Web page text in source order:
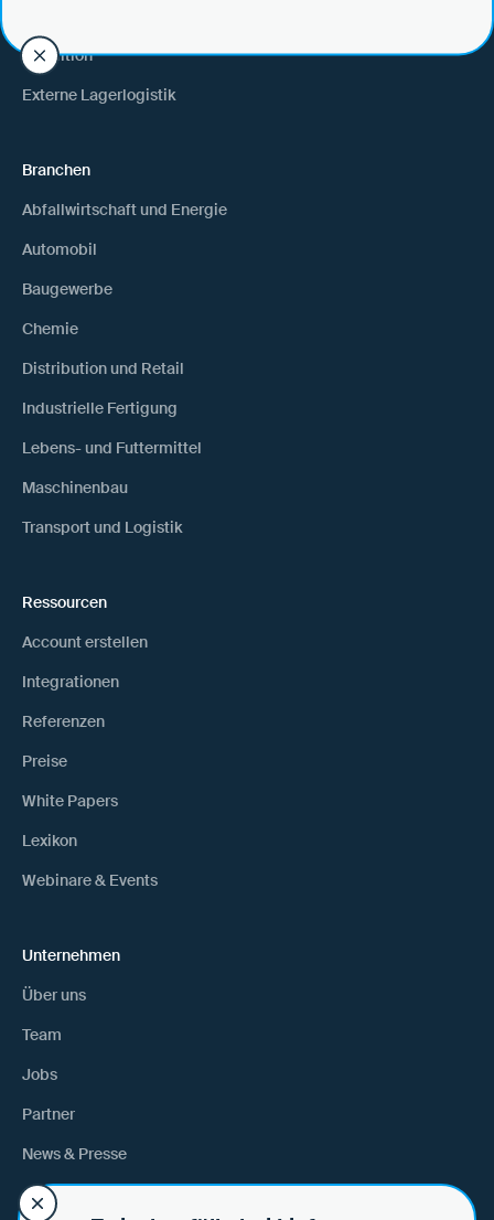
Spedition
Externe Lagerlogistik
Branchen
Abfallwirtschaft und Energie
Automobil
Baugewerbe
Chemie
Distribution und Retail
Industrielle Fertigung
Lebens- und Futtermittel
Maschinenbau
Transport und Logistik
Ressourcen
Account erstellen
Integrationen
Referenzen
Preise
White Papers
Lexikon
Webinare & Events
Unternehmen
Über uns
Team
Jobs
Partner
News & Presse
Anfahrt